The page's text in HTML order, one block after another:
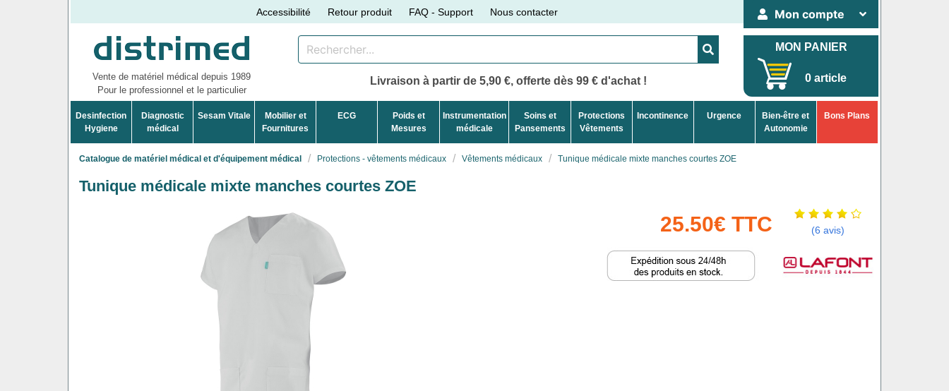
Accessibilité Retour produit FAQ - Support Nous contacter Mon compte
Vente de matériel médical depuis 1989
Pour le professionnel et le particulier
Livraison à partir de 5,90 €, offerte dès 99 € d'achat !
MON PANIER
0 article
Desinfection
Hygiene
Diagnostic
médical
Sesam Vitale
Mobilier et
Fournitures
ECG
Poids et
Mesures
Instrumentation
médicale
Soins et
Pansements
Protections
Vêtements
Incontinence Urgence
Bien-être et
Autonomie
Bons Plans
Catalogue de matériel médical et d'équipement médical Protections - vêtements médicaux Vêtements médicaux Tunique médicale mixte manches courtes ZOE
Tunique médicale mixte manches courtes ZOE
25.50€ TTC (6 avis)